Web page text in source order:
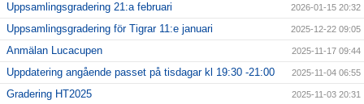
Uppsamlingsgradering 21:a februari 2026-01-15 20:32
Uppsamlingsgradering för Tigrar 11:e januari 2025-12-22 09:05
Anmälan Lucacupen 2025-11-17 09:44
Uppdatering angående passet på tisdagar kl 19:30 -21:00 2025-11-04 06:55
Gradering HT2025 2025-11-03 20:31